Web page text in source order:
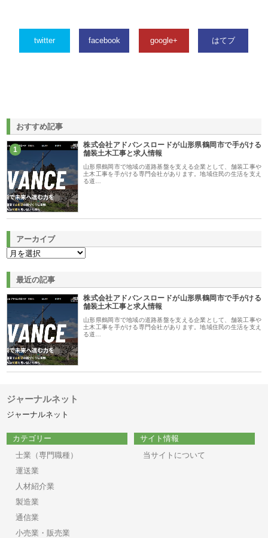
twitter facebook google+ はてブ
おすすめ記事
1
株式会社アドバンスロードが山形県鶴岡市で手がける
舗装土木工事と求人情報
山形県鶴岡市で地域の道路基盤を支える企業として、舗装工事や
土木工事を手がける専門会社があります。地域住民の生活を支え
る道…
アーカイブ
最近の記事
株式会社アドバンスロードが山形県鶴岡市で手がける
舗装土木工事と求人情報
山形県鶴岡市で地域の道路基盤を支える企業として、舗装工事や
土木工事を手がける専門会社があります。地域住民の生活を支え
る道…
ジャーナルネット
ジャーナルネット
カテゴリー
士業（専門職種）
運送業
人材紹介業
製造業
通信業
小売業・販売業
サイト情報
当サイトについて